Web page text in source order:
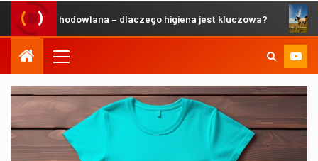
hodowlana – dlaczego higiena jest kluczowa?